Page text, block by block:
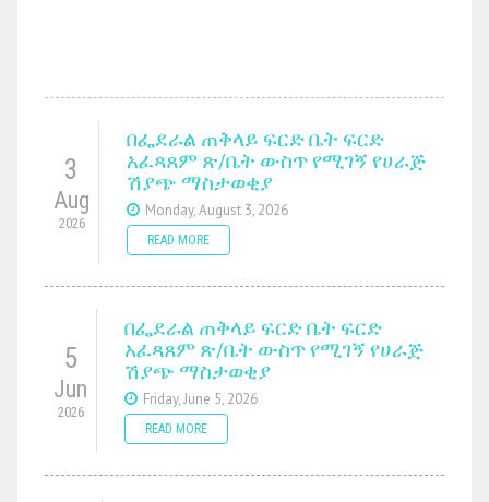
3
Aug
2026
በፌደራል ጠቅላይ ፍርድ ቤት ፍርድ
አፈጻጸም ጽ/ቤት ውስጥ የሚገኝ የሀራጅ
ሽያጭ ማስታወቂያ
Monday, August 3, 2026
READ MORE
5
Jun
2026
በፌደራል ጠቅላይ ፍርድ ቤት ፍርድ
አፈጻጸም ጽ/ቤት ውስጥ የሚገኝ የሀራጅ
ሽያጭ ማስታወቂያ
Friday, June 5, 2026
READ MORE